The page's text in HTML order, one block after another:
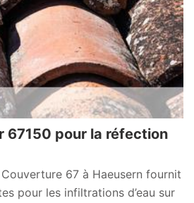
67150 pour la réfection
Couverture 67 à Haeusern fournit
pour les infiltrations d’eau sur